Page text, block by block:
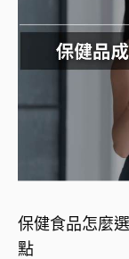
保健食品怎麼
點